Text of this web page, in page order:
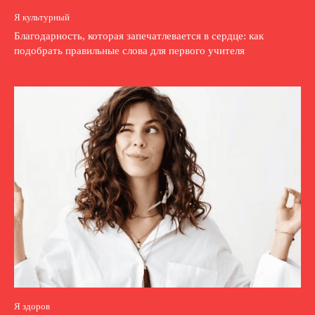
Я культурный
Благодарность, которая запечатлевается в сердце: как
подобрать правильные слова для первого учителя
Я здоров